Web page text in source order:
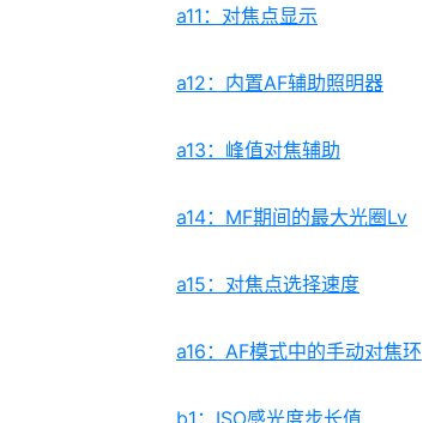
a11：对焦点显示
a12：内置AF辅助照明器
a13：峰值对焦辅助
a14：MF期间的最大光圈Lv
a15：对焦点选择速度
a16：AF模式中的手动对焦环
b1：ISO感光度步长值